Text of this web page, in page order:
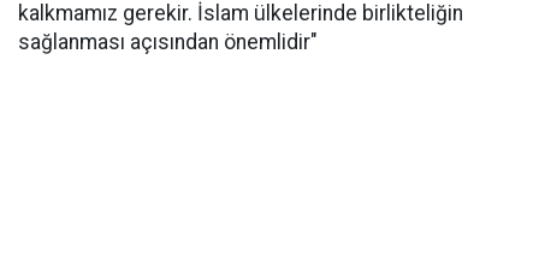
kalkmamız gerekir. İslam ülkelerinde birlikteliğin
sağlanması açısından önemlidir"